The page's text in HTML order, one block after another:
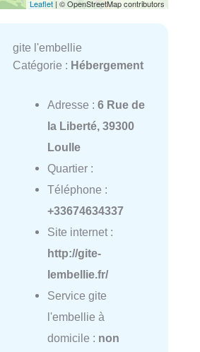
Leaflet | © OpenStreetMap contributors
gite l'embellie
Catégorie : Hébergement
Adresse : 6 Rue de
la Liberté, 39300
Loulle
Quartier :
Téléphone :
+33674634337
Site internet :
http://gite-
lembellie.fr/
Service gite
l'embellie à
domicile : non